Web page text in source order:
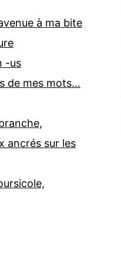
à ma bite
-us
de mes mots…
ancrés sur les